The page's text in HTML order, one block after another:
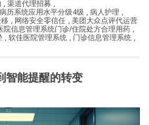
, 渠道代理招募 ,
历系统应用水平分级4级 , 病人护理 ,
, 网络安全零信任 , 美团大众点评代运营
院信息管理系统门诊/住院处方合理用药 ,
, 软佳医院管理系统 , 门诊信息管理系统 ,
智能提醒的转变